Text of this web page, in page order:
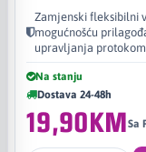
Zamjenski fleksibilni
mogućnošću
upravljanja
Na stanju
Dostava 24-48h
19,90KMSa